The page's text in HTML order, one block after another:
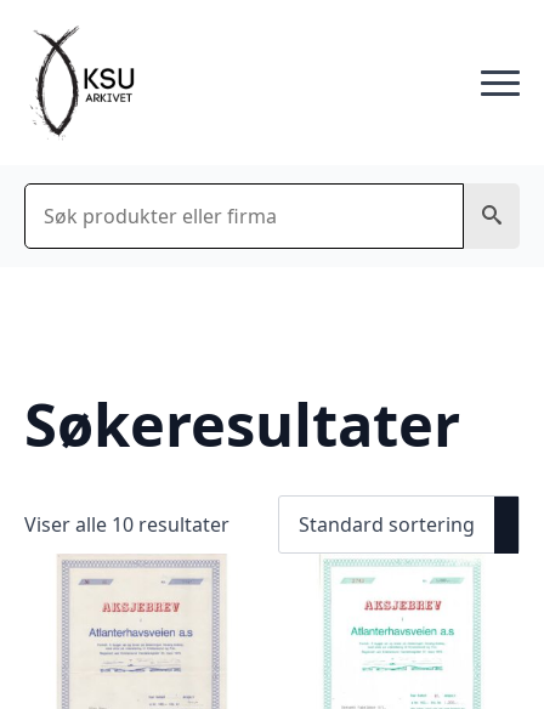
Søk
Søkeresultater
Viser alle 10 resultater